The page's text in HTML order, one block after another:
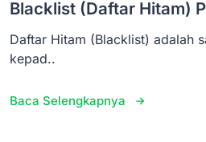
Blacklist (Daftar Hitam)
Daftar Hitam (Blacklist) adalah
kepad..
Baca Selengkapnya